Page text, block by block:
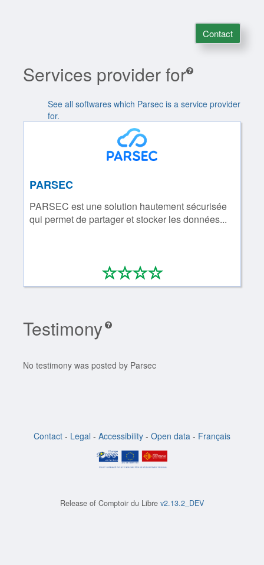
Contact
Services provider for
See all softwares which Parsec is a service provider
for.
PARSEC
PARSEC est une solution hautement sécurisée
qui permet de partager et stocker les données...
****
0/4
Testimony
No testimony was posted by Parsec
Contact - Legal - Accessibility - Open data - Français
Release of Comptoir du Libre v2.13.2_DEV